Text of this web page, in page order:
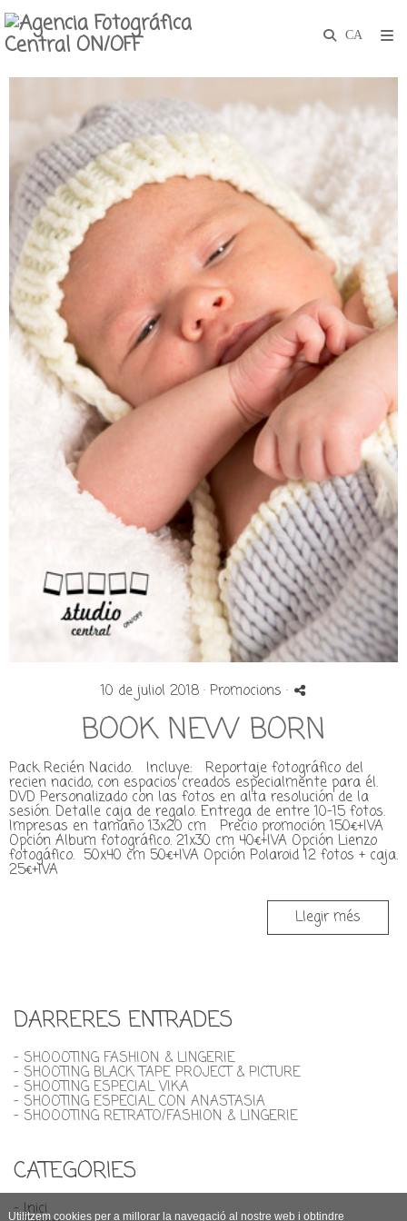
10 de juliol 2018 · Promocions ·
BOOK NEW BORN
Pack Recién Nacido. Incluye: Reportaje fotográfico del
recien nacido, con espacios creados especialmente para él.
DVD Personalizado con las fotos en alta resolución de la
sesión. Detalle caja de regalo. Entrega de entre 10-15 fotos.
Impresas en tamaño 13x20 cm Precio promoción 150€+IVA
Opción Album fotográfico. 21x30 cm 40€+IVA Opción Lienzo
fotogáfico. 50x40 cm 50€+IVA Opción Polaroid 12 fotos + caja.
25€+IVA
Llegir més
DARRERES ENTRADES
- SHOOOTING FASHION & LINGERIE
- SHOOTING BLACK TAPE PROJECT & PICTURE
- SHOOTING ESPECIAL VIKA
- SHOOTING ESPECIAL CON ANASTASIA
- SHOOOTING RETRATO/FASHION & LINGERIE
CATEGORIES
- Inici
Utilitzem cookies per a millorar la navegació al nostre web i obtindre